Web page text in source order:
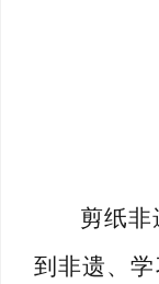
剪纸
到非遗、